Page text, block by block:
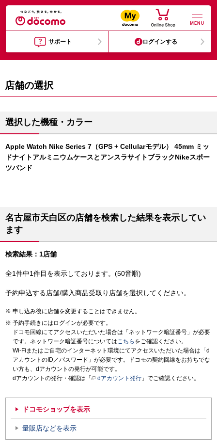
MENU
サポート ログインする
店舗の選択
選択した機種・カラー
Apple Watch Nike Series 7（GPS + Cellularモデル） 45mm ミッ
ドナイトアルミニウムケースとアンスラサイトブラックNikeスポー
ツバンド
名古屋市天白区の店舗を検索した結果を表示してい
ます
検索結果：1店舗
全1件中1件目を表示しております。(50音順)
予約申込する店舗/購入商品受取り店舗を選択してください。
申し込み後に店舗を変更することはできません。
予約手続きにはログインが必要です。
ドコモ回線にてアクセスいただいた場合は「ネットワーク暗証番号」が必要
です。ネットワーク暗証番号についてはこちら をご確認ください。
Wi-Fiまたはご自宅のインターネット環境にてアクセスいただいた場合は「d
アカウントのID／パスワード」が必要です。ドコモの契約回線をお持ちでな
い方も、dアカウントの発行が可能です。
dアカウントの発行・確認は「
dアカウント発行 」でご確認ください。
ドコモショップを表示
量販店などを表示